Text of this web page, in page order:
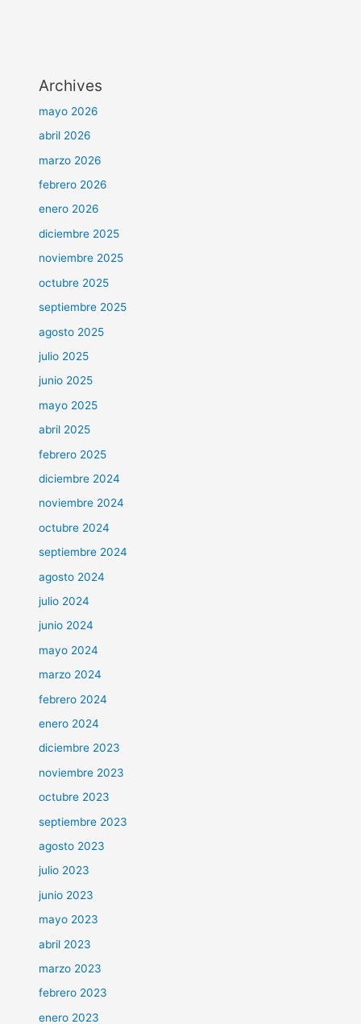
Archives
mayo 2026
abril 2026
marzo 2026
febrero 2026
enero 2026
diciembre 2025
noviembre 2025
octubre 2025
septiembre 2025
agosto 2025
julio 2025
junio 2025
mayo 2025
abril 2025
febrero 2025
diciembre 2024
noviembre 2024
octubre 2024
septiembre 2024
agosto 2024
julio 2024
junio 2024
mayo 2024
marzo 2024
febrero 2024
enero 2024
diciembre 2023
noviembre 2023
octubre 2023
septiembre 2023
agosto 2023
julio 2023
junio 2023
mayo 2023
abril 2023
marzo 2023
febrero 2023
enero 2023